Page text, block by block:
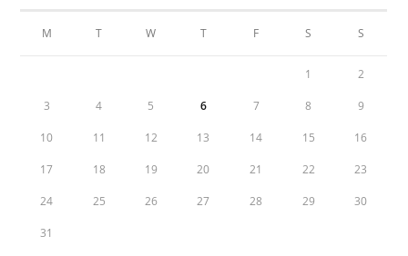
M T W T F S S
1 2
3 4 5 6 7 8 9
10 11 12 13 14 15 16
17 18 19 20 21 22 23
24 25 26 27 28 29 30
31